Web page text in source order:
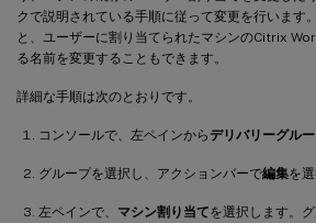
クで説明されている手順に従って変更を行います
と、ユーザーに割り当てられたマシンのCitrix
る名前を変更することもできます。
詳細な手順は次のとおりです。
コンソールで、左ペインからデリバリーグル
グループを選択し、アクションバーで編集を
左ペインで、 マシン割り当てを選択します。